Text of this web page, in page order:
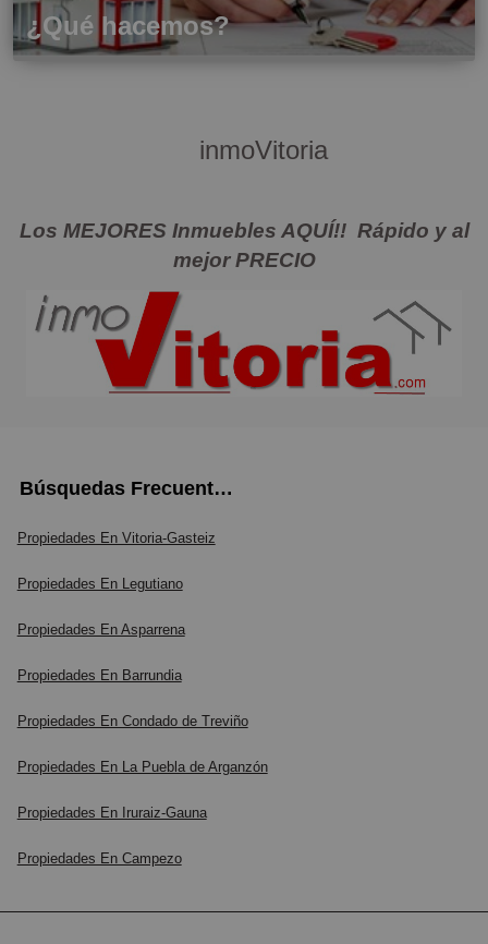
¿Qué hacemos?
inmoVitoria
Los MEJORES Inmuebles AQUÍ!! Rápido y al
mejor PRECIO
Búsquedas Frecuentes
Propiedades En Vitoria-Gasteiz
Propiedades En Legutiano
Propiedades En Asparrena
Propiedades En Barrundia
Propiedades En Condado de Treviño
Propiedades En La Puebla de Arganzón
Propiedades En Iruraiz-Gauna
Propiedades En Campezo